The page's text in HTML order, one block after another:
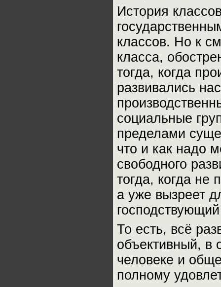
История
классов. Но к
класса,
тогда, когда
развивались
социальные
пределами
что и как надо
свободного
тогда, когда не
а уже вызреет
То есть, всё
объективный, в
человеке и
полному